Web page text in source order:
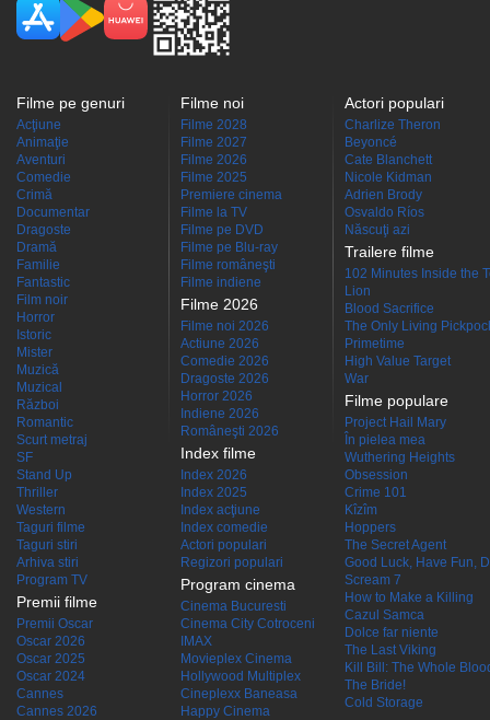
Filme pe genuri
Acţiune
Animaţie
Aventuri
Comedie
Crimă
Documentar
Dragoste
Dramă
Familie
Fantastic
Film noir
Horror
Istoric
Mister
Muzică
Muzical
Război
Romantic
Scurt metraj
SF
Stand Up
Thriller
Western
Taguri filme
Taguri stiri
Arhiva stiri
Program TV
Premii filme
Premii Oscar
Oscar 2026
Oscar 2025
Oscar 2024
Cannes
Cannes 2026
Filme noi
Filme 2028
Filme 2027
Filme 2026
Filme 2025
Premiere cinema
Filme la TV
Filme pe DVD
Filme pe Blu-ray
Filme româneşti
Filme indiene
Filme 2026
Filme noi 2026
Actiune 2026
Comedie 2026
Dragoste 2026
Horror 2026
Indiene 2026
Româneşti 2026
Index filme
Index 2026
Index 2025
Index acţiune
Index comedie
Actori populari
Regizori populari
Program cinema
Cinema Bucuresti
Cinema City Cotroceni
IMAX
Movieplex Cinema
Hollywood Multiplex
Cineplexx Baneasa
Happy Cinema
Actori populari
Charlize Theron
Beyoncé
Cate Blanchett
Nicole Kidman
Adrien Brody
Osvaldo Ríos
Născuţi azi
Trailere filme
102 Minutes Inside the
Lion
Blood Sacrifice
The Only Living
Primetime
High Value Target
War
Filme populare
Project Hail Mary
În pielea mea
Wuthering Heights
Obsession
Crime 101
Kîzîm
Hoppers
The Secret Agent
Good Luck, Have Fun,
Scream 7
How to Make a Killing
Cazul Samca
Dolce far niente
The Last Viking
Kill Bill: The Whole
The Bride!
Cold Storage